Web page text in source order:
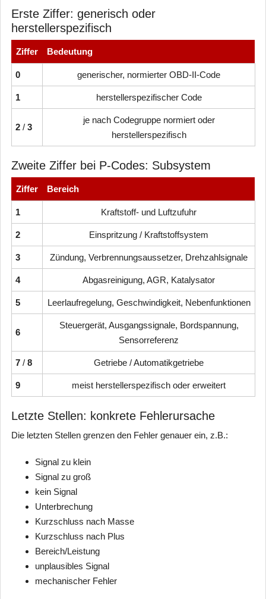
Erste Ziffer: generisch oder
herstellerspezifisch
Ziffer Bedeutung
0 generischer, normierter OBD-II-Code
1 herstellerspezifischer Code
2 / 3
je nach Codegruppe normiert oder
herstellerspezifisch
Zweite Ziffer bei P-Codes: Subsystem
Ziffer Bereich
1 Kraftstoff- und Luftzufuhr
2 Einspritzung / Kraftstoffsystem
3 Zündung, Verbrennungsaussetzer, Drehzahlsignale
4 Abgasreinigung, AGR, Katalysator
5 Leerlaufregelung, Geschwindigkeit, Nebenfunktionen
6
Steuergerät, Ausgangssignale, Bordspannung,
Sensorreferenz
7 / 8 Getriebe / Automatikgetriebe
9 meist herstellerspezifisch oder erweitert
Letzte Stellen: konkrete Fehlerursache
Die letzten Stellen grenzen den Fehler genauer ein, z.B.:
Signal zu klein
Signal zu groß
kein Signal
Unterbrechung
Kurzschluss nach Masse
Kurzschluss nach Plus
Bereich/Leistung
unplausibles Signal
mechanischer Fehler